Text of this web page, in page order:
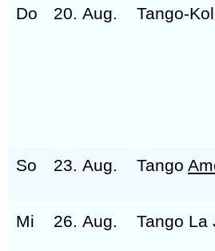
Do
20. Aug. Tango-
So 23. Aug. Tango
Mi 26. Aug. Tango La